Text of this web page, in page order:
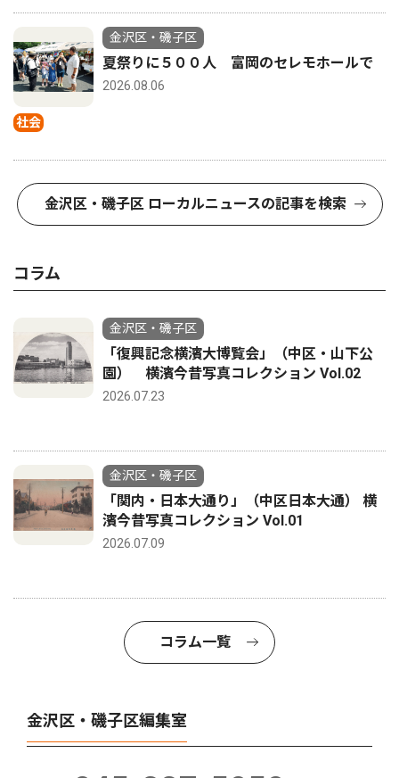
社会
金沢区・磯子区
夏祭りに５００人 富岡のセレモホールで
2026.08.06
金沢区・磯子区 ローカルニュースの記事を検索
コラム
金沢区・磯子区
「復興記念横濱大博覧会」（中区・山下公
園） 横濱今昔写真コレクション Vol.02
2026.07.23
金沢区・磯子区
「関内・日本大通り」（中区日本大通） 横
濱今昔写真コレクション Vol.01
2026.07.09
コラム一覧
金沢区・磯子区編集室